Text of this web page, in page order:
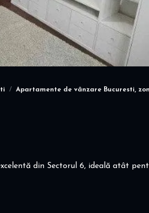
Apartamente de vânzare Bucuresti,
din Sectorul 6, ideală atât